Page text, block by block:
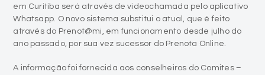
em Curitiba será através de videochamada pelo aplicativo
Whatsapp. O novo sistema substitui o atual, que é feito
através do Prenot@mi, em funcionamento desde julho do
ano passado, por sua vez sucessor do Prenota Online.
A informação foi fornecida aos conselheiros do Comites –